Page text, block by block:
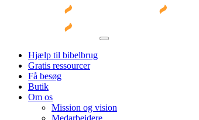
Hjælp til bibelbrug
Gratis ressourcer
Få besøg
Butik
Om os
Mission og vision
Medarbejdere